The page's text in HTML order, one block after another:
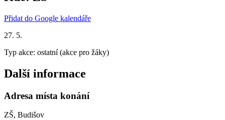
Přidat do Google kalendáře
27. 5.
Typ akce: ostatní (akce pro žáky)
Další informace
Adresa místa konání
ZŠ, Budišov